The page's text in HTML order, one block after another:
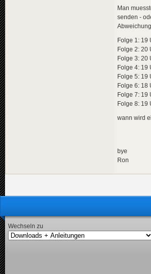
Man
senden -
Folge 1: 19
Folge 2: 20
Folge 3: 20
Folge 4: 19
Folge 5: 19
Folge 6: 18
Folge 7: 19
Folge 8: 19
wann wird
bye
Ron
Wechseln zu